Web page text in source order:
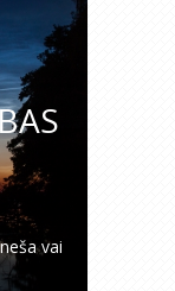
vai